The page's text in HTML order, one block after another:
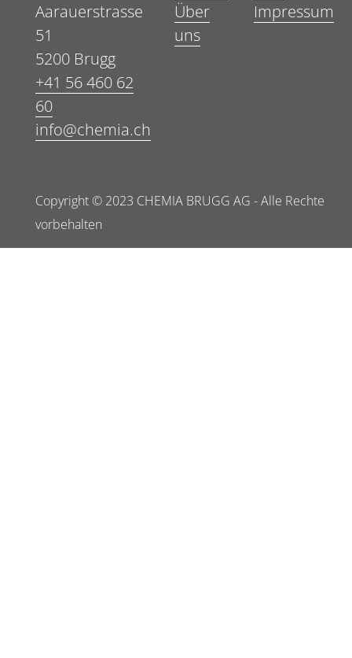
Aarauerstrasse
51
5200 Brugg
+41 56 460 62
60
info@chemia.ch
Über
uns
Impressum
Copyright © 2023 CHEMIA BRUGG AG - Alle Rechte
vorbehalten